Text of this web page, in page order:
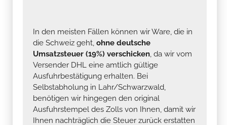
In den meisten Fällen können wir Ware, die in
die Schweiz geht, ohne deutsche
Umsatzsteuer (19%) verschicken, da wir vom
Versender DHL eine amtlich gültige
Ausfuhrbestätigung erhalten. Bei
Selbstabholung in Lahr/Schwarzwald,
benötigen wir hingegen den original
Ausfuhrstempel des Zolls von Ihnen, damit wir
Ihnen nachträglich die Steuer zurück erstatten